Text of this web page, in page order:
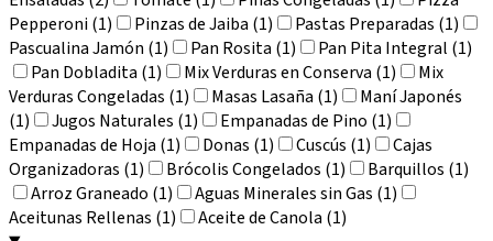
Pepperoni (1)
Pinzas de Jaiba (1)
Pastas Preparadas (1)
Pascualina Jamón (1)
Pan Rosita (1)
Pan Pita Integral (1)
Pan Dobladita (1)
Mix Verduras en Conserva (1)
Mix
Verduras Congeladas (1)
Masas Lasaña (1)
Maní Japonés
(1)
Jugos Naturales (1)
Empanadas de Pino (1)
Empanadas de Hoja (1)
Donas (1) Cuscús (1)
Cajas
Organizadoras (1)
Brócolis Congelados (1)
Barquillos (1)
Arroz Graneado (1)
Aguas Minerales sin Gas (1)
Aceitunas Rellenas (1)
Aceite de Canola (1)